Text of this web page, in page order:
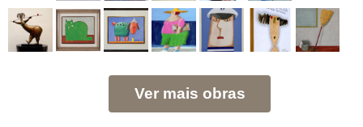
Ver mais obras